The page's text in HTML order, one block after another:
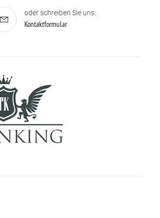
oder schreiben Sie uns:
Kontaktformular